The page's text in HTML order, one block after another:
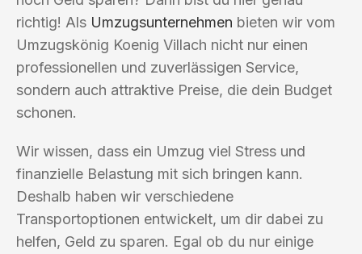
richtig! Als Umzugsunternehmen bieten wir vom
Umzugskönig Koenig Villach nicht nur einen
professionellen und zuverlässigen Service,
sondern auch attraktive Preise, die dein Budget
schonen.
Wir wissen, dass ein Umzug viel Stress und
finanzielle Belastung mit sich bringen kann.
Deshalb haben wir verschiedene
Transportoptionen entwickelt, um dir dabei zu
helfen, Geld zu sparen. Egal ob du nur einige